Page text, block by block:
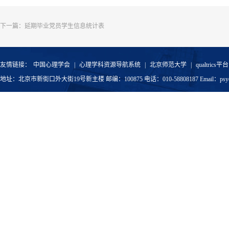
下一篇： 延期毕业党员学生信息统计表
友情链接： 中国心理学会 心理学科资源导航系统 北京师范大学
qualtrics平台
地址：北京市新街口外大街19号新主楼 邮编：100875 电话：010-58808187 Email：